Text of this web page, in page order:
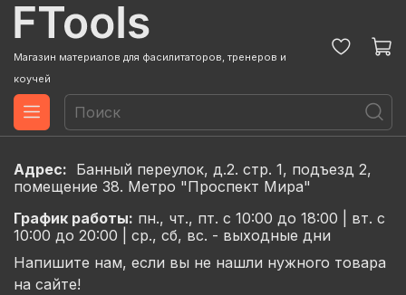
Магазин материалов для фасилитаторов, тренеров и
коучей
Адрес: Банный переулок, д.2. стр. 1, подъезд 2,
помещение 38. Метро "Проспект Мира"
График работы: пн., чт., пт. с 10:00 до 18:00 | вт. с
10:00 до 20:00 | ср., сб, вс. - выходные дни
Напишите нам, если вы не нашли нужного товара
на сайте!